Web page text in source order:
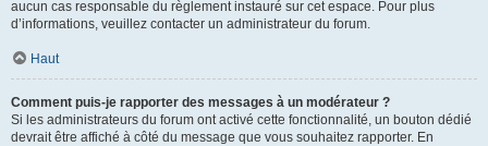
aucun cas responsable du règlement instauré sur cet espace. Pour plus
d’informations, veuillez contacter un administrateur du forum.
Haut
Comment puis-je rapporter des messages à un modérateur ?
Si les administrateurs du forum ont activé cette fonctionnalité, un bouton dédié
devrait être affiché à côté du message que vous souhaitez rapporter. En